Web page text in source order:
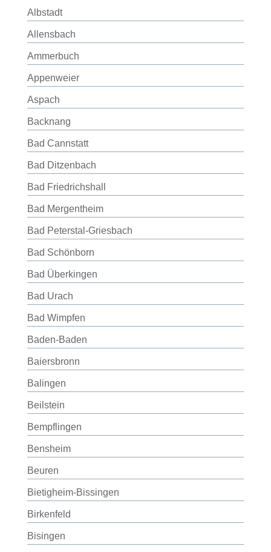
Albstadt
Allensbach
Ammerbuch
Appenweier
Aspach
Backnang
Bad Cannstatt
Bad Ditzenbach
Bad Friedrichshall
Bad Mergentheim
Bad Peterstal-Griesbach
Bad Schönborn
Bad Überkingen
Bad Urach
Bad Wimpfen
Baden-Baden
Baiersbronn
Balingen
Beilstein
Bempflingen
Bensheim
Beuren
Bietigheim-Bissingen
Birkenfeld
Bisingen